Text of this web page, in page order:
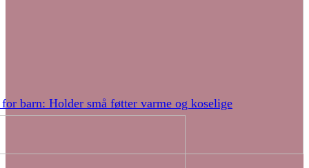
barn: Holder små føtter varme og koselige